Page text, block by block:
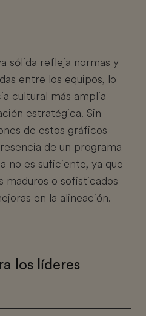
sólida refleja normas y
entre los equipos, lo
cultural más amplia
estratégica. Sin
de estos gráficos
de un programa
no es suficiente, ya que
maduros o sofisticados
en la alineación.
los líderes